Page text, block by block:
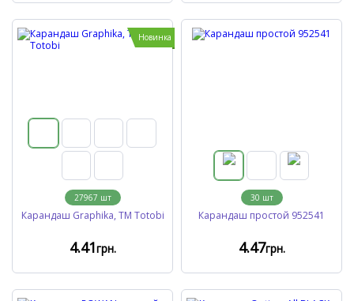
Новинка
27967 шт
Карандаш Graphika, TM Totobi
4.41грн.
30 шт
Карандаш простой 952541
4.47грн.